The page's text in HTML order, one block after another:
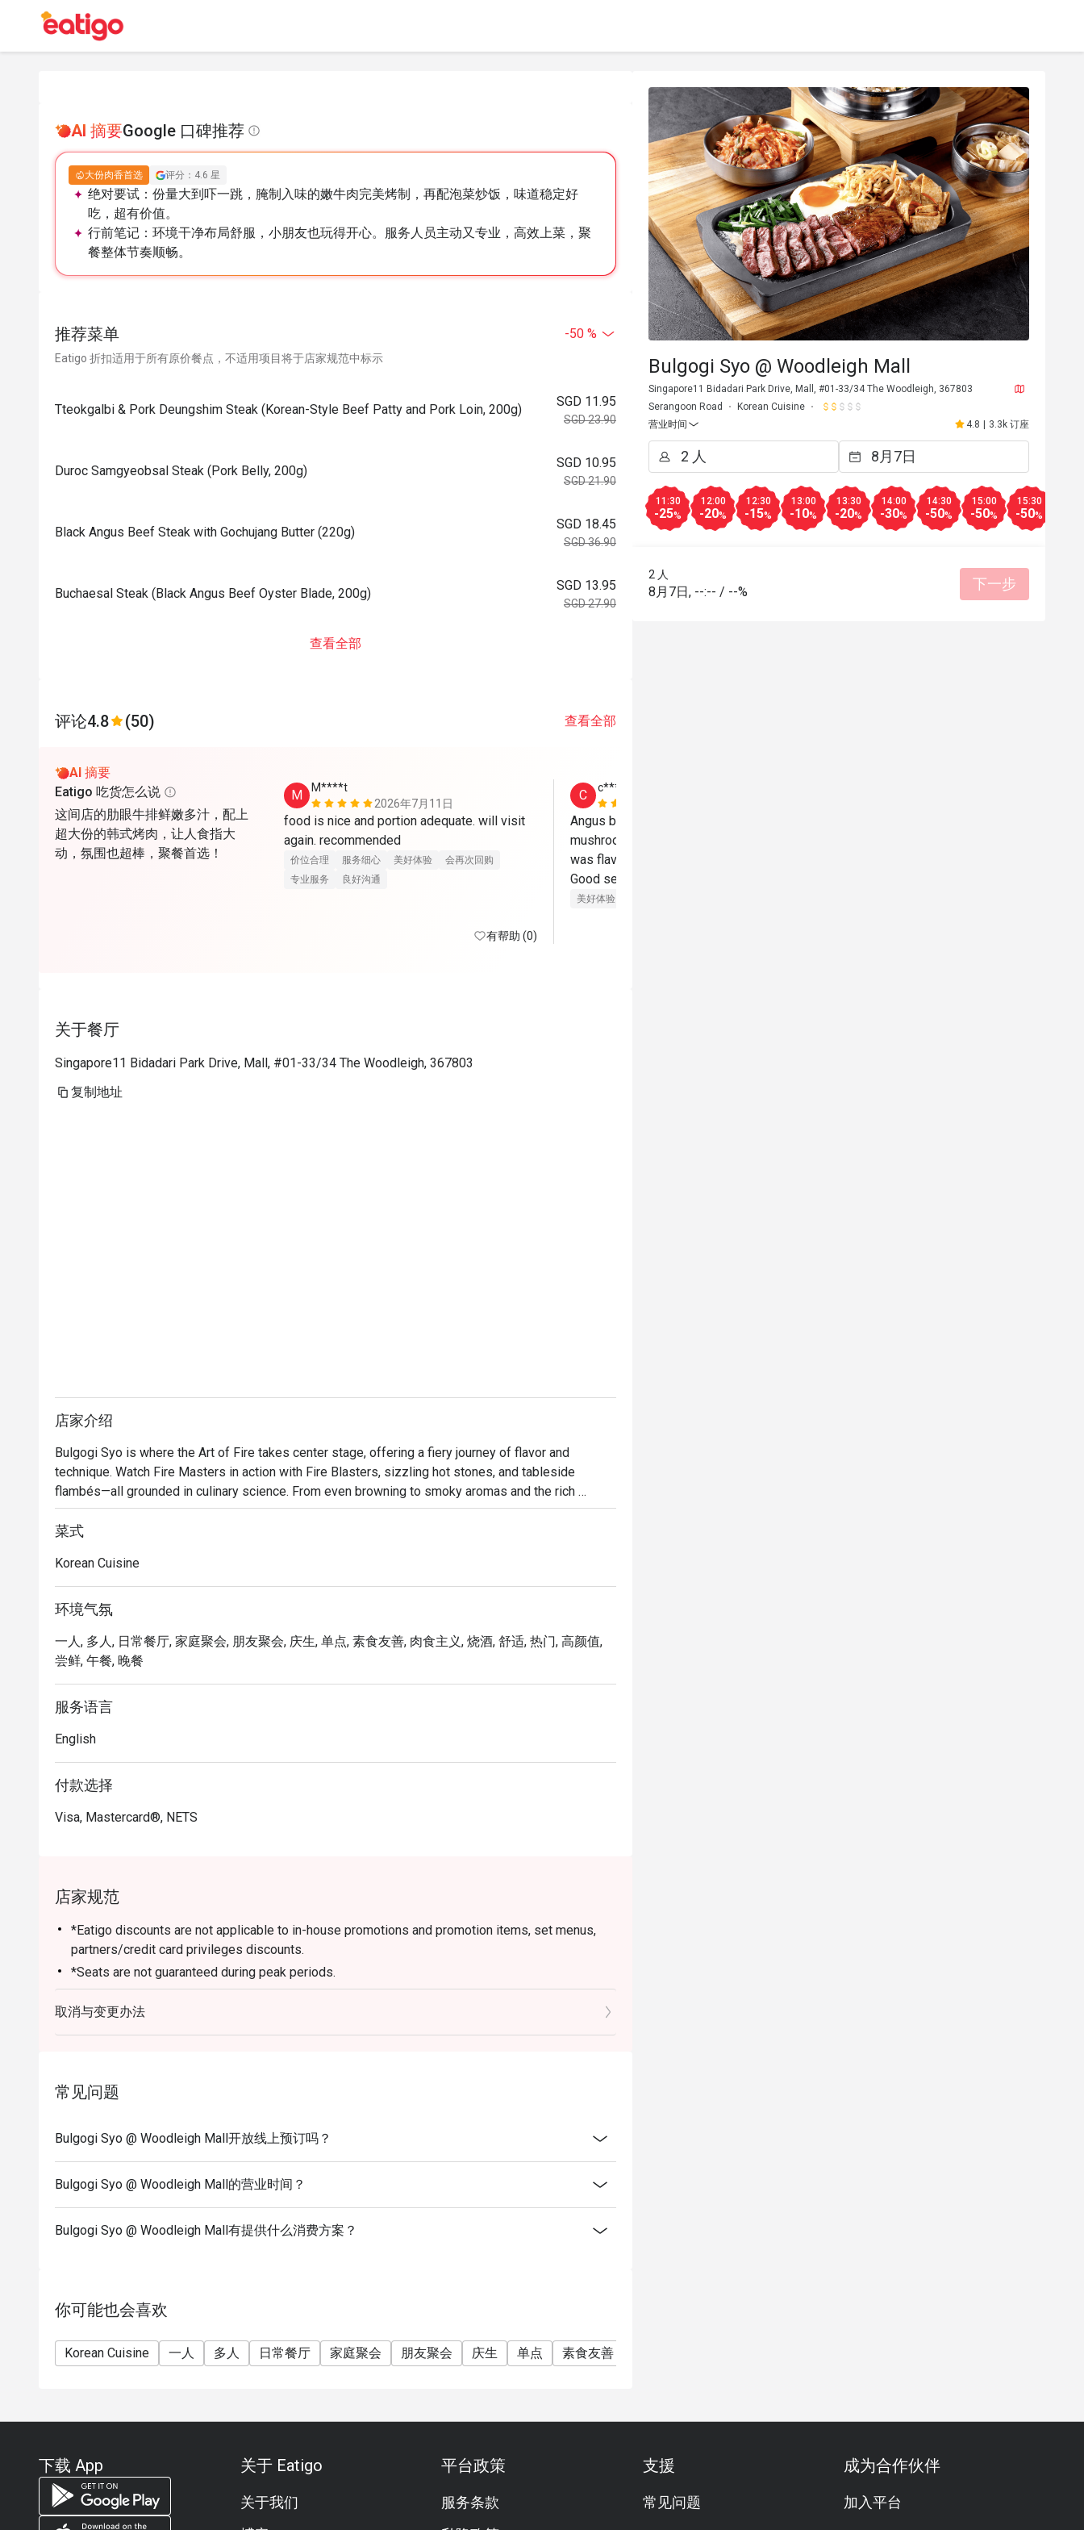
AI 摘要Google 口碑推荐
大份肉香首选 评分：4.6 星
绝对要试： 份量大到吓一跳，腌制入味的嫩牛肉完美烤制，再配泡菜炒饭，味道稳定好
吃，超有价值。
行前笔记： 环境干净布局舒服，小朋友也玩得开心。服务人员主动又专业，高效上菜，聚
餐整体节奏顺畅。
推荐菜单 -50 %
Eatigo 折扣适用于所有原价餐点，不适用项目将于店家规范中标示
Tteokgalbi & Pork Deungshim Steak (Korean-Style Beef Patty and Pork Loin, 200g)
SGD 11.95
SGD 23.90
Duroc Samgyeobsal Steak (Pork Belly, 200g)
SGD 10.95
SGD 21.90
Black Angus Beef Steak with Gochujang Butter (220g)
SGD 18.45
SGD 36.90
⁠⁠Buchaesal Steak (Black Angus Beef Oyster Blade, 200g)
SGD 13.95
SGD 27.90
查看全部
评论4.8 (50) 查看全部
AI 摘要
Eatigo 吃货怎么说
这间店的肋眼牛排鲜嫩多汁，配上
超大份的韩式烤肉，让人食指大
动，氛围也超棒，聚餐首选！
M
M****t
2026年7月11日
food is nice and portion adequate. will visit
again. recommended
价位合理 服务细心 美好体验
会再次回购
专业服务
良好沟通
有帮助 (0)
C
c********8
Angus beef was delicious and Salmon with
mushrooms
was flavourful!
Good service.
美好体验
关于餐厅
Singapore11 Bidadari Park Drive, Mall, #01-33/34 The Woodleigh, 367803
复制地址
店家介绍
Bulgogi Syo is where the Art of Fire takes center stage, offering a fiery journey of flavor and
technique. Watch Fire Masters in action with Fire Blasters, sizzling hot stones, and tableside
flambés—all grounded in culinary science. From even browning to smoky aromas and the rich
essence of flambéing, every detail fuels fire-meets-meat perfection. Enjoy the fiery spectacle at
your table.
菜式
Korean Cuisine
环境气氛
一人, 多人, 日常餐厅, 家庭聚会, 朋友聚会, 庆生, 单点, 素食友善, 肉食主义, 烧酒, 舒适, 热门, 高颜值,
尝鲜, 午餐, 晚餐
服务语言
English
付款选择
Visa, Mastercard®, NETS
店家规范
*Eatigo discounts are not applicable to in-house promotions and promotion items, set menus,
partners/credit card privileges discounts.
*Seats are not guaranteed during peak periods.
*Guests are to check the bill before making payment to ensure that the total bill given is correct.
取消与变更办法
常见问题
Bulgogi Syo @ Woodleigh Mall开放线上预订吗？
Bulgogi Syo @ Woodleigh Mall的营业时间？
Bulgogi Syo @ Woodleigh Mall有提供什么消费方案？
你可能也会喜欢
Korean Cuisine 一人 多人 日常餐厅 家庭聚会 朋友聚会 庆生 单点 素食友善
Bulgogi Syo @ Woodleigh Mall
Singapore11 Bidadari Park Drive, Mall, #01-33/34 The Woodleigh, 367803
Serangoon Road
Korean Cuisine
营业时间
4.8 | 3.3k 订座
11:30
-25%
12:00
-20%
12:30
-15%
13:00
-10%
13:30
-20%
14:00
-30%
14:30
-50%
15:00
-50%
15:30
-50%
2 人
8月7日, --:-- / --% 下一步
下载 App 关于 Eatigo
关于我们
平台政策
服务条款
支援
常见问题
成为合作伙伴
加入平台